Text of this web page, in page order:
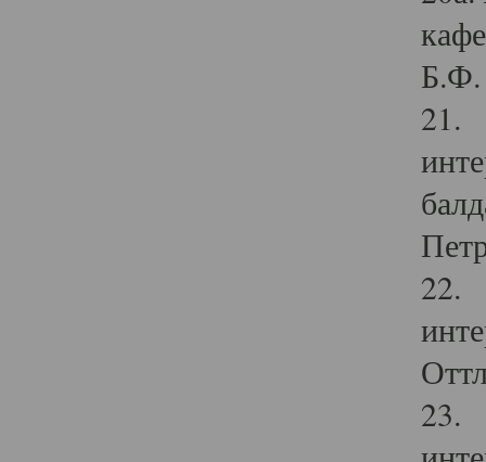
Б.Ф.
21.
22.
23.